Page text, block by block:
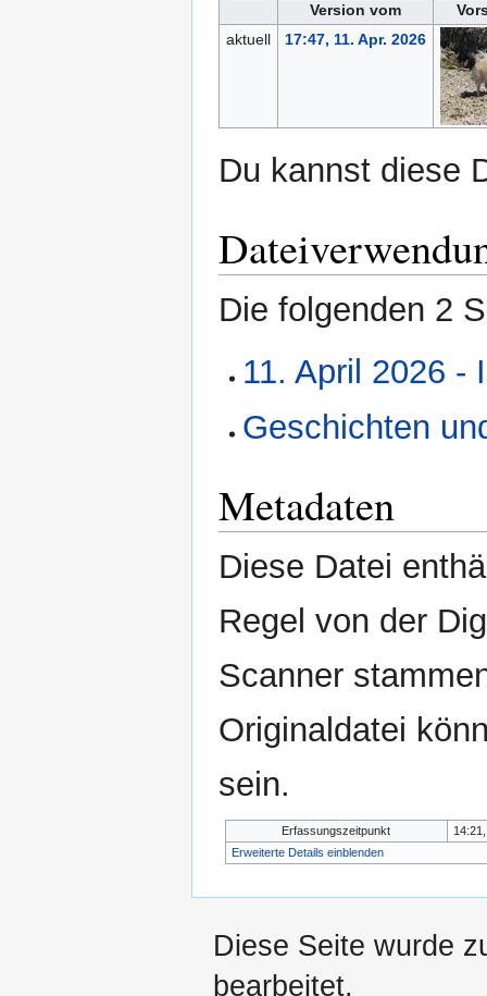
Version vom
aktuell
17:47, 11. Apr. 2026
Du kannst diese
Die folgenden 2
11. April 2026 -
Geschichten
Metadaten
Diese Datei
Regel von der
Scanner
Originaldatei
sein.
Erfassungszeitpunkt
Erweiterte Details einblenden
Diese Seite wurde
bearbeitet.